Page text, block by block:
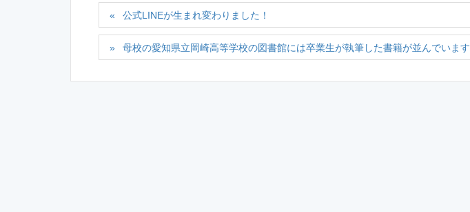
公式LINEが生まれ変わりました！
母校の愛知県立岡崎高等学校の図書館には卒業生が執筆した書籍が並んでいます